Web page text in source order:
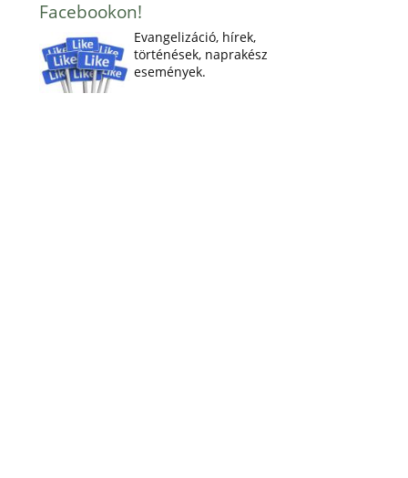
Facebookon!
Evangelizáció, hírek,
történések, naprakész
események.